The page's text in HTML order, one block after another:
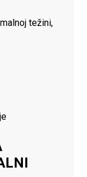
težini,